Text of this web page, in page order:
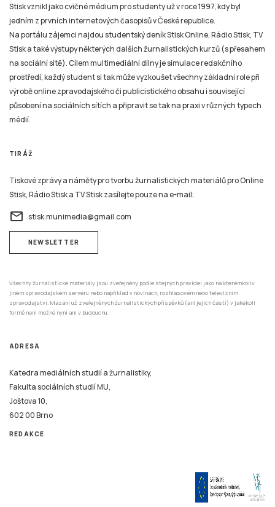
Stisk vznikl jako cvičné médium pro studenty už v roce 1997, kdy byl
jedním z prvních internetových časopisů v České republice.
Na portálu zájemci najdou studentský deník Stisk Online, Rádio Stisk, TV
Stisk a také výstupy některých dalších žurnalistických kurzů (s přesahem
na sociální sítě). Cílem multimediální dílny je simulace redakčního
prostředí, každý student si tak může vyzkoušet všechny základní role při
výrobě online zpravodajského či publicistického obsahu i související
působení na sociálních sítích a připravit se tak na praxi v různých typech
médií.
TIRÁŽ
Tiskové zprávy a náměty pro tvorbu žurnalistických materiálů pro Online
Stisk, Rádio Stisk a TV Stisk zasílejte pouze na e-mail:
email stisk.munimedia@gmail.com
NEWSLETTER
Všechny žurnalistické materiály jsou zveřejněny podle stejných pravidel jako na kterémkoliv
jiném zpravodajském serveru nebo například v novinách, rozhlasovém nebo televizním
zpravodajství. Mazání už zveřejněných žurnalistických příspěvků (ani jejich částí) v jakékoli
formě není možné nyní ani v budoucnu.
ADRESA
Katedra mediálních studií a žurnalistiky,
Fakulta sociálních studií MU,
Joštova 10,
602 00 Brno
REDAKCE